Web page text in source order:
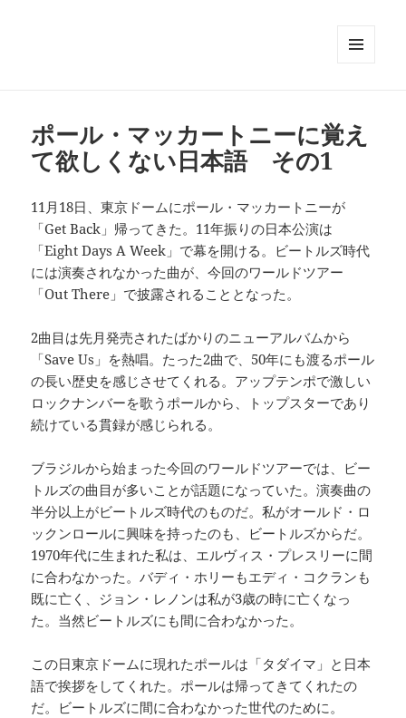
ポール・マッカートニーに覚え
て欲しくない日本語 その1
11月18日、東京ドームにポール・マッカートニーが
「Get Back」帰ってきた。11年振りの日本公演は
「Eight Days A Week」で幕を開ける。ビートルズ時代
には演奏されなかった曲が、今回のワールドツアー
「Out There」で披露されることとなった。
2曲目は先月発売されたばかりのニューアルバムから
「Save Us」を熱唱。たった2曲で、50年にも渡るポール
の長い歴史を感じさせてくれる。アップテンポで激しい
ロックナンバーを歌うポールから、トップスターであり
続けている貫録が感じられる。
ブラジルから始まった今回のワールドツアーでは、ビー
トルズの曲目が多いことが話題になっていた。演奏曲の
半分以上がビートルズ時代のものだ。私がオールド・ロ
ックンロールに興味を持ったのも、ビートルズからだ。
1970年代に生まれた私は、エルヴィス・プレスリーに間
に合わなかった。バディ・ホリーもエディ・コクランも
既に亡く、ジョン・レノンは私が3歳の時に亡くなっ
た。当然ビートルズにも間に合わなかった。
この日東京ドームに現れたポールは「タダイマ」と日本
語で挨拶をしてくれた。ポールは帰ってきてくれたの
だ。ビートルズに間に合わなかった世代のために。